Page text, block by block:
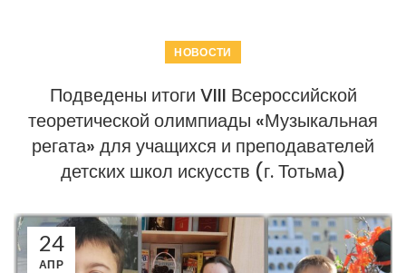
НОВОСТИ
Подведены итоги VIII Всероссийской
теоретической олимпиады «Музыкальная
регата» для учащихся и преподавателей
детских школ искусств (г. Тотьма)
24
АПР